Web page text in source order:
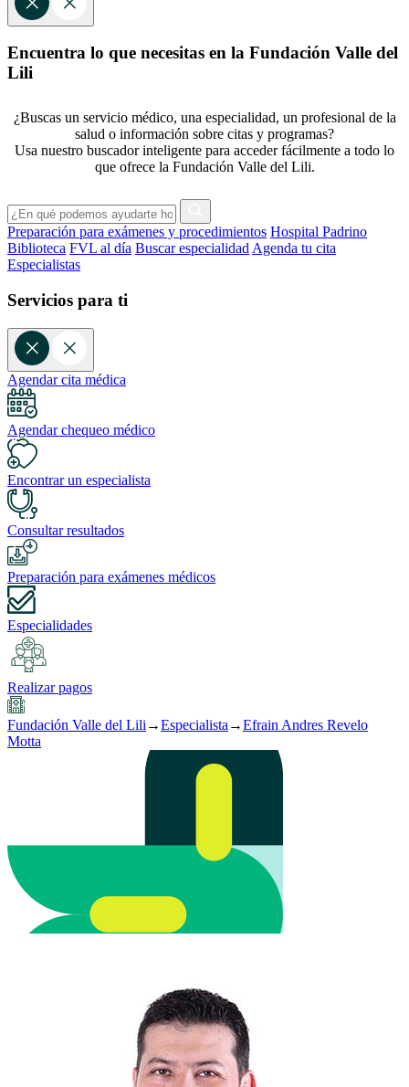
Encuentra lo que necesitas en la Fundación Valle del
Lili
¿Buscas un servicio médico, una especialidad, un profesional de la
salud o información sobre citas y programas?
Usa nuestro buscador inteligente para acceder fácilmente a todo lo
que ofrece la Fundación Valle del Lili.
Preparación para exámenes y procedimientos Hospital Padrino
Biblioteca FVL al día Buscar especialidad Agenda tu cita
Especialistas
Servicios para ti
Agendar cita médica
Agendar chequeo médico
Encontrar un especialista
Consultar resultados
Preparación para exámenes médicos
Especialidades
Realizar pagos
Fundación Valle del Lili →Especialista →Efrain Andres Revelo
Motta